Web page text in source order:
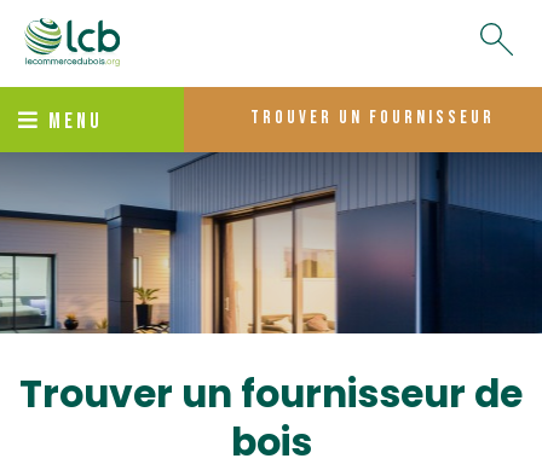
MENU trouver un fournisseur
Trouver un fournisseur de
bois